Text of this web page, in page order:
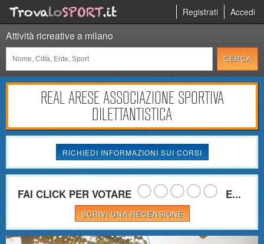
Registrati Accedi
Attività ricreative a milano
REAL ARESE ASSOCIAZIONE SPORTIVA
DILETTANTISTICA
RICHIEDI INFORMAZIONI SUI CORSI
FAI CLICK PER VOTARE E...
SCRIVI UNA RECENSIONE